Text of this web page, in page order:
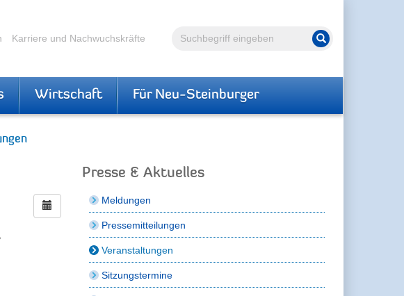
Volltextsuche Suche starten
Karriere und Nachwuchskräfte
Wirtschaft Für Neu-Steinburger
Presse & Aktuelles
Meldungen
Pressemitteilungen
Veranstaltungen
Sitzungstermine